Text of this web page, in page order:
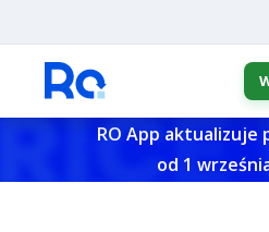
RO App aktualizuje
od 1